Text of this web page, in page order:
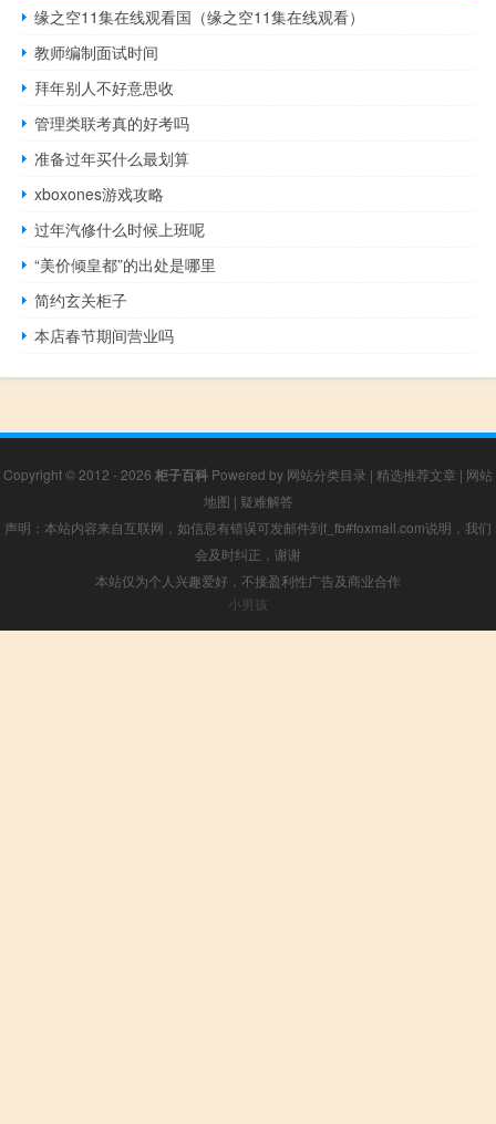
缘之空11集在线观看国（缘之空11集在线观看）
教师编制面试时间
拜年别人不好意思收
管理类联考真的好考吗
准备过年买什么最划算
xboxones游戏攻略
过年汽修什么时候上班呢
“美价倾皇都”的出处是哪里
简约玄关柜子
本店春节期间营业吗
Copyright © 2012 - 2026 柜子百科 Powered by 网站分类目录 | 精选推荐文章 | 网站
地图 | 疑难解答
声明：本站内容来自互联网，如信息有错误可发邮件到f_fb#foxmail.com说明，我们
会及时纠正，谢谢
本站仅为个人兴趣爱好，不接盈利性广告及商业合作
小男孩